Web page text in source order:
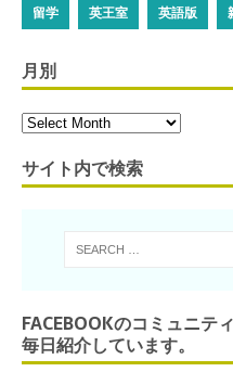
留学 英王室 英語版
月別
サイト内で検索
FACEBOOKのコミュニテ
毎日紹介しています。